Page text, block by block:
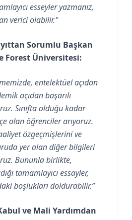
esseyler yazmanız,
verici olabilir."
Sorumlu Başkan
Forest Üniversitesi:
entelektüel açıdan
açıdan başarılı
Sınıfta olduğu kadar
olan öğrenciler arıyoruz.
özgeçmişlerini ve
yer alan diğer bilgileri
Bununla birlikte,
tamamlayıcı essayler,
boşlukları doldurabilir.”
ve Mali Yardımdan